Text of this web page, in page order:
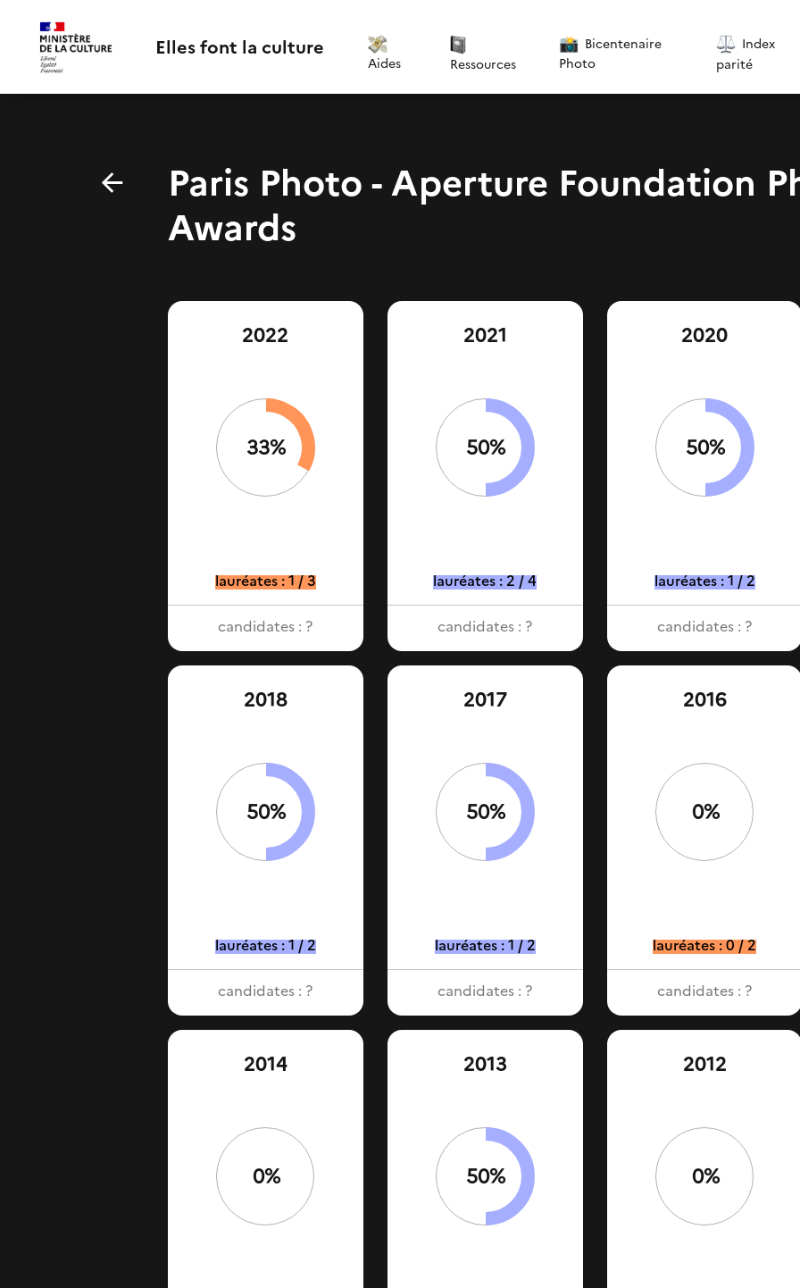
Elles font la culture
Aides Ressources
Bicentenaire
Photo
Index
parité
Paris Photo - Aperture Foundation
Awards
2022
33%
lauréates : 1 / 3
candidates : ?
2021
50%
lauréates : 2 / 4
candidates : ?
2020
50%
lauréates : 1 / 2
candidates : ?
2018
50%
lauréates : 1 / 2
candidates : ?
2017
50%
lauréates : 1 / 2
candidates : ?
2016
0%
lauréates : 0 / 2
candidates : ?
2014
0%
2013
50%
2012
0%